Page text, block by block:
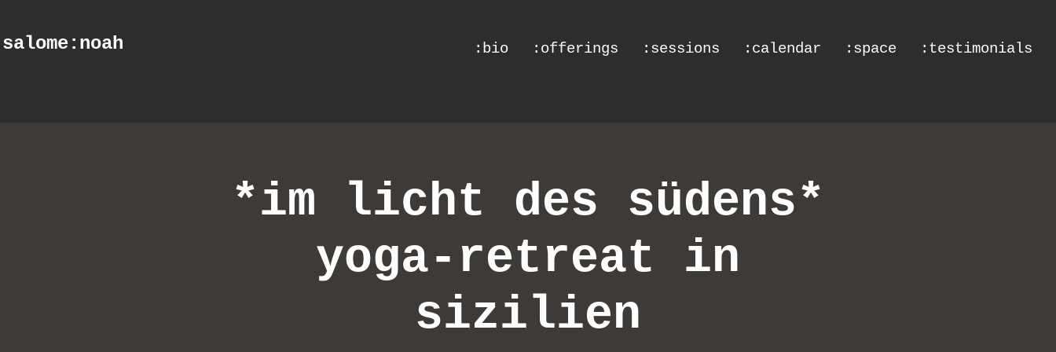
salome:noah :bio :offerings :sessions :calendar :space :testimonials
*im licht des südens*
yoga-retreat in
sizilien